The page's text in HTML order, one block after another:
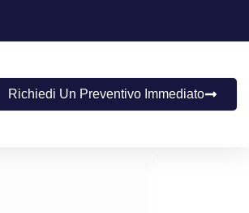
Richiedi Un Preventivo Immediato